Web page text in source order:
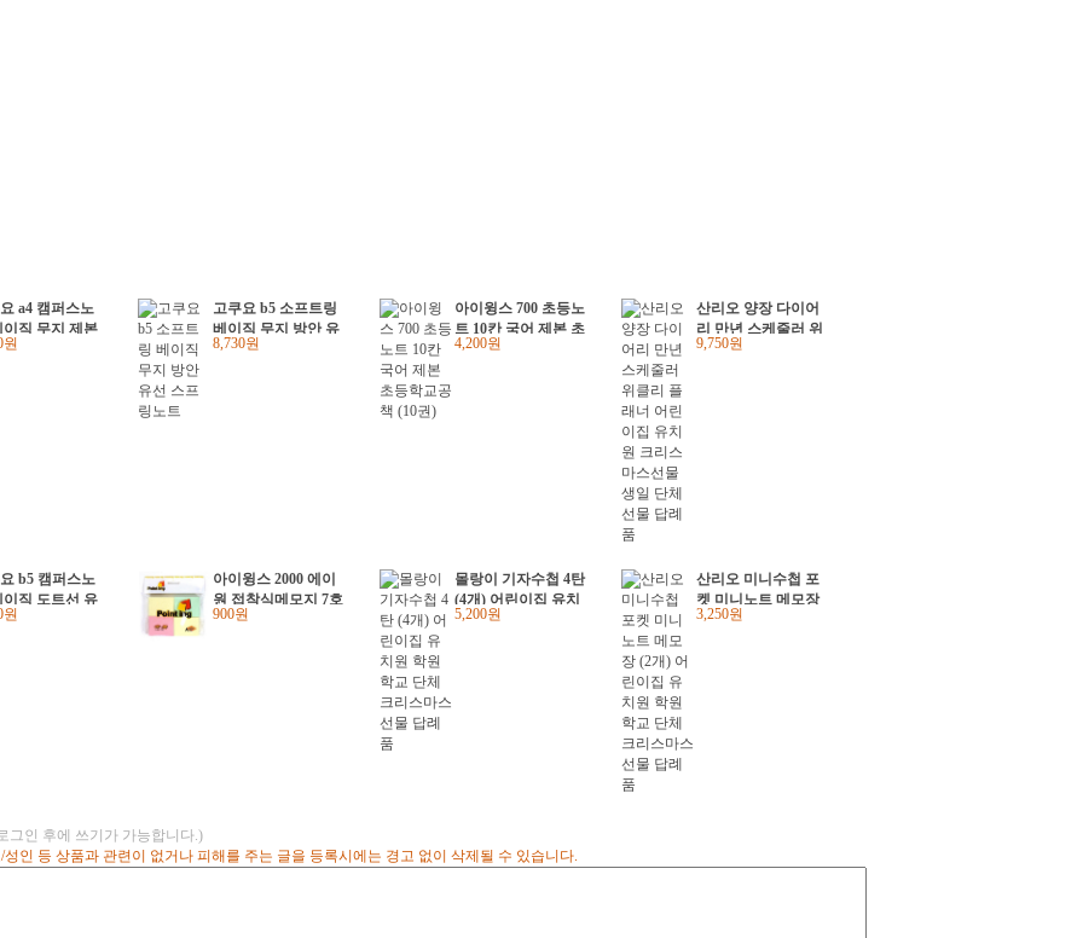
a4 캠퍼스노
이직 무지 제본
매 무선노트
원
고쿠요 b5 소프트링
베이직 무지 방안 유
선 스프링노트
8,730원
아이윙스 700 초등노
트 10칸 국어 제본 초
등학교공책 (10권)
4,200원
산리오 양장 다이어
리 만년 스케줄러 위
클리 플래너 어린이
9,750원
b5 캠퍼스노
이직 도트선 유
노트 (2권)
원
아이윙스 2000 에이
원 접착식메모지 7호
포인팅 점착메모지 (3
900원
몰랑이 기자수첩 4탄
(4개) 어린이집 유치
원 학원학교 단체 크
5,200원
산리오 미니수첩 포
켓 미니노트 메모장
(2개) 어린이집 유치
3,250원
그인 후에 쓰기가 가능합니다.)
인 등 상품과 관련이 없거나 피해를 주는 글을 등록시에는 경고 없이 삭제될 수 있습니다.